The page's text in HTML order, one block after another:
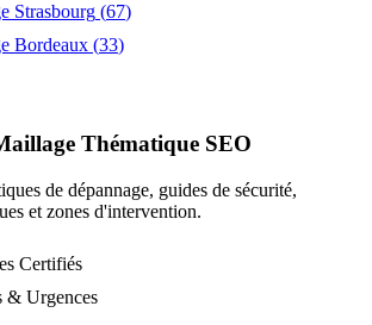
Strasbourg (67)
Bordeaux (33)
Thématique SEO
de dépannage, guides de sécurité,
et zones d'intervention.
Certifiés
& Urgences